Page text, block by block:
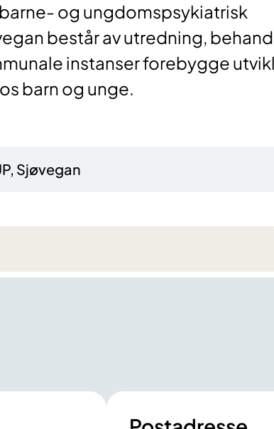
og ungdomspsykiatrisk
består av utredning,
instanser forebygge
barn og unge.
Sjøvegan